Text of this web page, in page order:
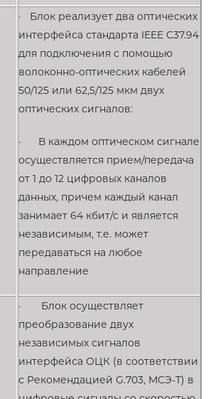
· Блок реализует два оптических
интерфейса стандарта IEEE C37.94
для подключения с помощью
волоконно-оптических кабелей
50/125 или 62,5/125 мкм двух
оптических сигналов:
· В каждом оптическом сигнале
осуществляется прием/передача
от 1 до 12 цифровых каналов
данных, причем каждый канал
занимает 64 кбит/с и является
независимым, т.е. может
передаваться на любое
направление
· Блок осуществляет
преобразование двух
независимых сигналов
интерфейса ОЦК (в соответствии
с Рекомендацией G.703, МСЭ-Т) в